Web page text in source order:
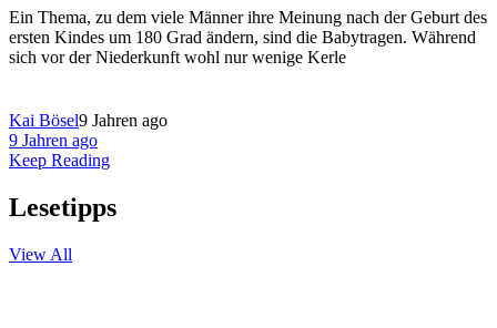
Ein Thema, zu dem viele Männer ihre Meinung nach der Geburt des
ersten Kindes um 180 Grad ändern, sind die Babytragen. Während
sich vor der Niederkunft wohl nur wenige Kerle
Kai Bösel9 Jahren ago
9 Jahren ago
Keep Reading
Lesetipps
View All